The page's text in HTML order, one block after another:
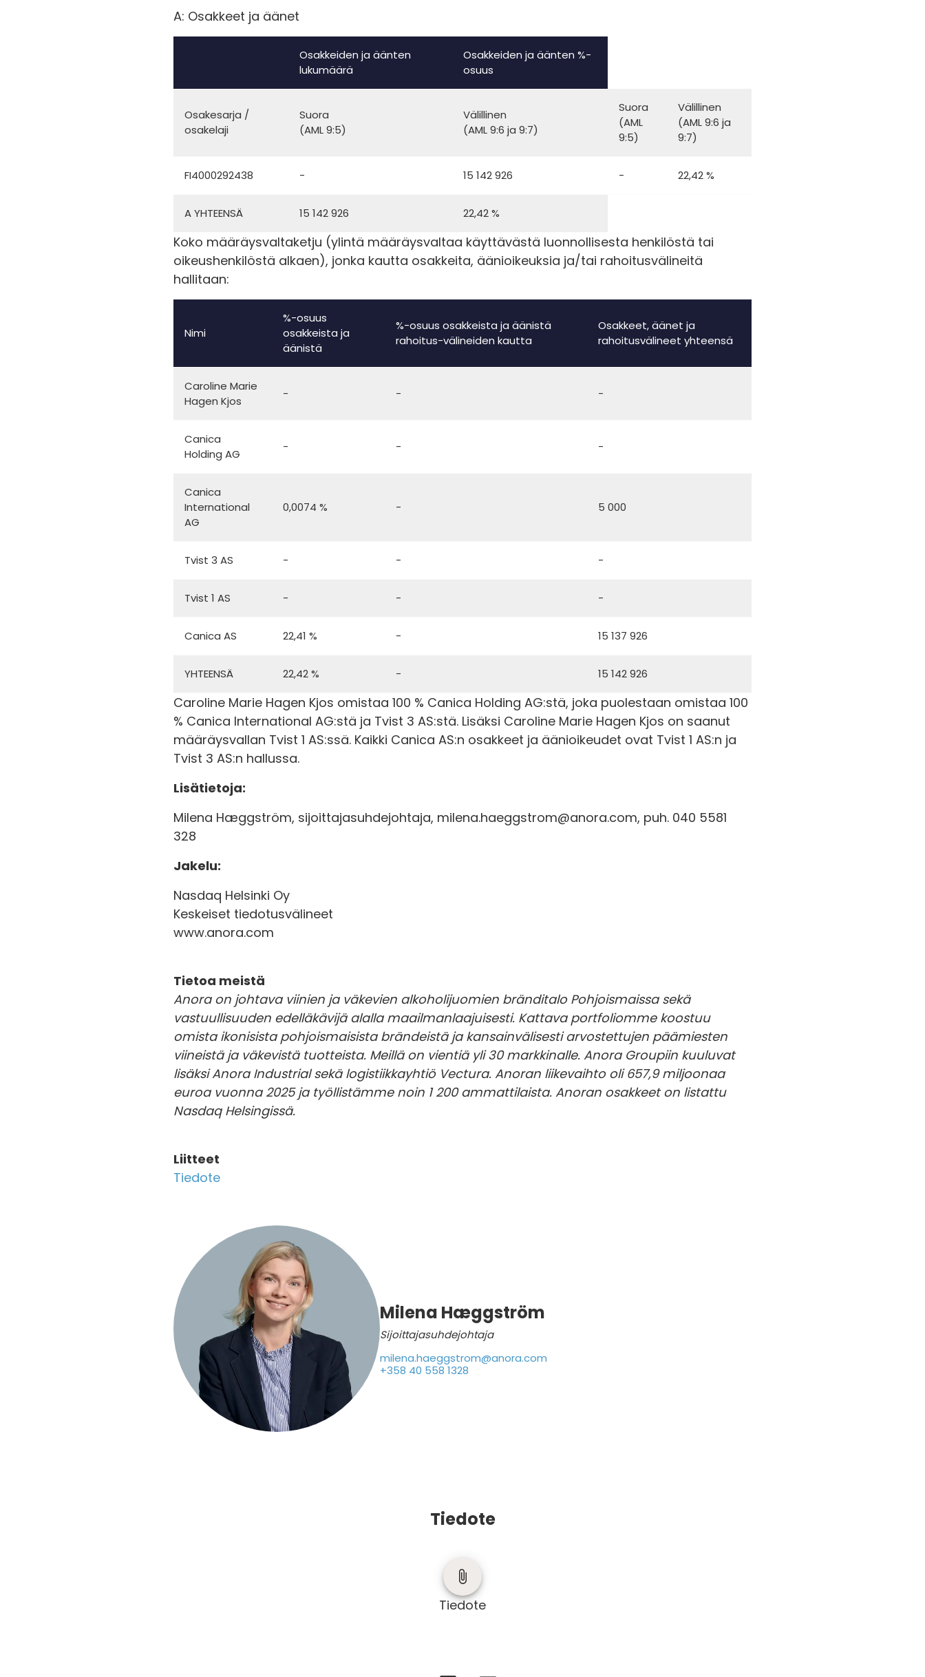
A: Osakkeet ja äänet
Osakkeiden ja äänten
lukumäärä
Osakkeiden ja äänten %-
osuus
Osakesarja /
osakelaji
Suora
(AML 9:5)
Välillinen
(AML 9:6 ja 9:7)
Suora
(AML
9:5)
Välillinen
(AML 9:6 ja
9:7)
FI4000292438 - 15 142 926 - 22,42 %
A YHTEENSÄ 15 142 926 22,42 %
Koko määräysvaltaketju (ylintä määräysvaltaa käyttävästä luonnollisesta henkilöstä tai
oikeushenkilöstä alkaen), jonka kautta osakkeita, äänioikeuksia ja/tai rahoitusvälineitä
hallitaan:
Nimi
%-osuus
osakkeista ja
äänistä
%-osuus osakkeista ja äänistä
rahoitus-välineiden kautta
Osakkeet, äänet ja
rahoitusvälineet yhteensä
Caroline Marie
Hagen Kjos
- - -
Canica
Holding AG
- - -
Canica
International
AG
0,0074 % - 5 000
Tvist 3 AS - - -
Tvist 1 AS - - -
Canica AS 22,41 % - 15 137 926
YHTEENSÄ 22,42 % - 15 142 926
Caroline Marie Hagen Kjos omistaa 100 % Canica Holding AG:stä, joka puolestaan omistaa 100
% Canica International AG:stä ja Tvist 3 AS:stä. Lisäksi Caroline Marie Hagen Kjos on saanut
määräysvallan Tvist 1 AS:ssä. Kaikki Canica AS:n osakkeet ja äänioikeudet ovat Tvist 1 AS:n ja
Tvist 3 AS:n hallussa.
Lisätietoja:
Milena Hæggström, sijoittajasuhdejohtaja, milena.haeggstrom@anora.com, puh. 040 5581
328
Jakelu:
Nasdaq Helsinki Oy
Keskeiset tiedotusvälineet
www.anora.com
Tietoa meistä
Anora on johtava viinien ja väkevien alkoholijuomien bränditalo Pohjoismaissa sekä
vastuullisuuden edelläkävijä alalla maailmanlaajuisesti. Kattava portfoliomme koostuu
omista ikonisista pohjoismaisista brändeistä ja kansainvälisesti arvostettujen päämiesten
viineistä ja väkevistä tuotteista. Meillä on vientiä yli 30 markkinalle. Anora Groupiin kuuluvat
lisäksi Anora Industrial sekä logistiikkayhtiö Vectura. Anoran liikevaihto oli 657,9 miljoonaa
euroa vuonna 2025 ja työllistämme noin 1 200 ammattilaista. Anoran osakkeet on listattu
Nasdaq Helsingissä.
Liitteet
Tiedote
Milena Hæggström
Sijoittajasuhdejohtaja
milena.haeggstrom@anora.com
+358 40 558 1328
Tiedote
Tiedote